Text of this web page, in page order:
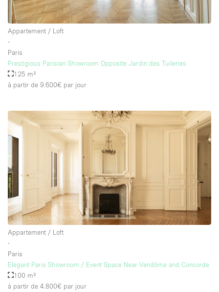
Appartement / Loft
∙
Paris
Prestigious Parisian Showroom Opposite Jardin des Tuileries
125 m²
à partir de 9.600€ par jour
Appartement / Loft
∙
Paris
Elegant Paris Showroom / Event Space Near Vendôme and Concorde
100 m²
à partir de 4.800€ par jour